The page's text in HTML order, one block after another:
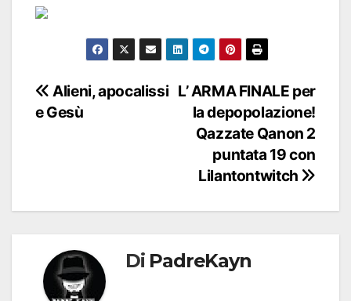
Navigazione
articoli
L’ ARMA FINALE per
la depopolazione!
Qazzate Qanon 2
puntata 19 con
Lilantontwitch
Alieni, apocalissi
e Gesù
Di PadreKayn